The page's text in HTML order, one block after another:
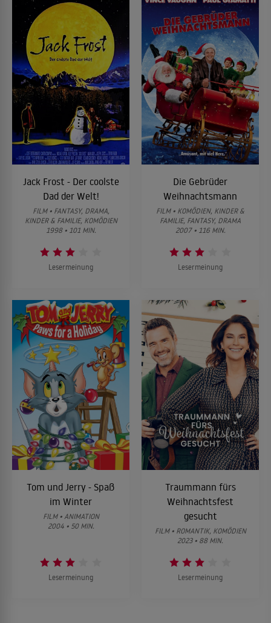
Jack Frost - Der coolste
Dad der Welt!
FILM • FANTASY, DRAMA,
KINDER & FAMILIE, KOMÖDIEN
1998 • 101 MIN.
Lesermeinung
Die Gebrüder
Weihnachtsmann
FILM • KOMÖDIEN, KINDER &
FAMILIE, FANTASY, DRAMA
2007 • 116 MIN.
Lesermeinung
Tom und Jerry - Spaß
im Winter
FILM • ANIMATION
2004 • 50 MIN.
Lesermeinung
Traummann fürs
Weihnachtsfest
gesucht
FILM • ROMANTIK, KOMÖDIEN
2023 • 88 MIN.
Lesermeinung